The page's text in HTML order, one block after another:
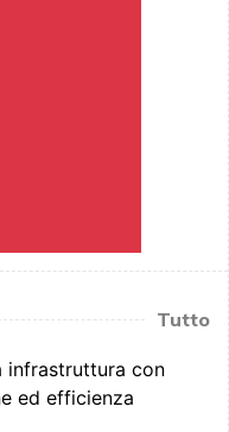
Tutto
infrastruttura con
ed efficienza